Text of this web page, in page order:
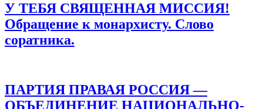
У ТЕБЯ СВЯЩЕННАЯ МИССИЯ!
Обращение к монархисту. Слово
соратника.
ПАРТИЯ ПРАВАЯ РОССИЯ —
ОБЪЕДИНЕНИЕ НАЦИОНАЛЬНО-